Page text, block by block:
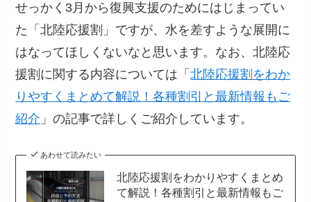
せっかく3月から復興支援のためにはじまってい
た「北陸応援割」ですが、水を差すような展開に
はなってほしくないなと思います。なお、北陸応
援割に関する内容については「北陸応援割をわか
りやすくまとめて解説！各種割引と最新情報もご
紹介 」の記事で詳しくご紹介しています。
あわせて読みたい
北陸応援割をわかりやすくまとめ
て解説！各種割引と最新情報もご